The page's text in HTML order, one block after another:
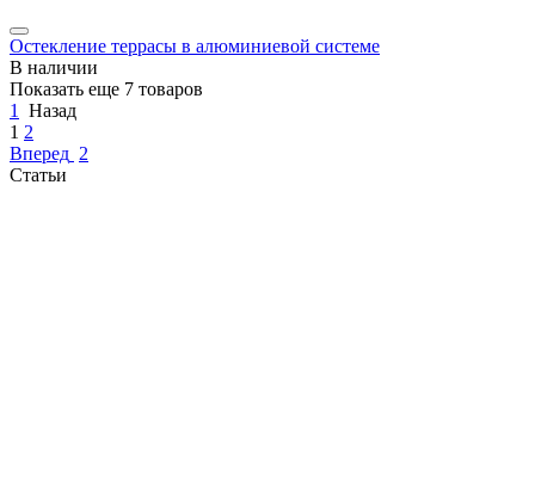
Остекление террасы в алюминиевой системе
В наличии
Показать еще 7 товаров
1
Назад
1 2
Вперед 2
Статьи